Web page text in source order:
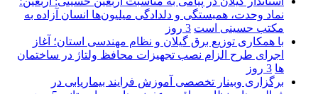
نماد وحدت، همبستگی و دلدادگی میلیون‌ها انسان آزاده به
مکتب حسینی است 3 روز
با همکاری توزیع برق گیلان و نظام مهندسی استان؛ آغاز
اجرای طرح الزام نصب تجهیزات محافظ ولتاژ در ساختمان
ها 3 روز
برگزاری وبینار تخصصی آموزش فرایند بیماریابی در